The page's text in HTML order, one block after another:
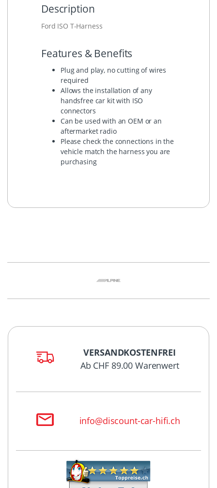
Description
Ford ISO T-Harness
Features & Benefits
Plug and play, no cutting of wires
required
Allows the installation of any
handsfree car kit with ISO
connectors
Can be used with an OEM or an
aftermarket radio
Please check the connections in the
vehicle match the harness you are
purchasing
VERSANDKOSTENFREI
Ab CHF 89.00 Warenwert
info@discount-car-hifi.ch